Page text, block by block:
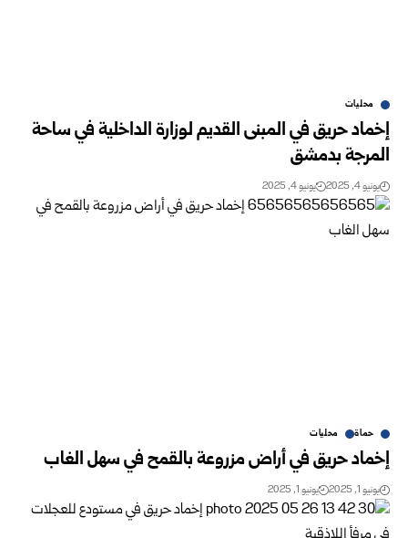
محليات
إخماد حريق في المبنى القديم لوزارة الداخلية في ‏ساحة
المرجة بدمشق
يونيو 4, 2025 يونيو 4, 2025
حماة محليات
إخماد حريق في أراض مزروعة بالقمح في سهل الغاب
يونيو 1, 2025 يونيو 1, 2025